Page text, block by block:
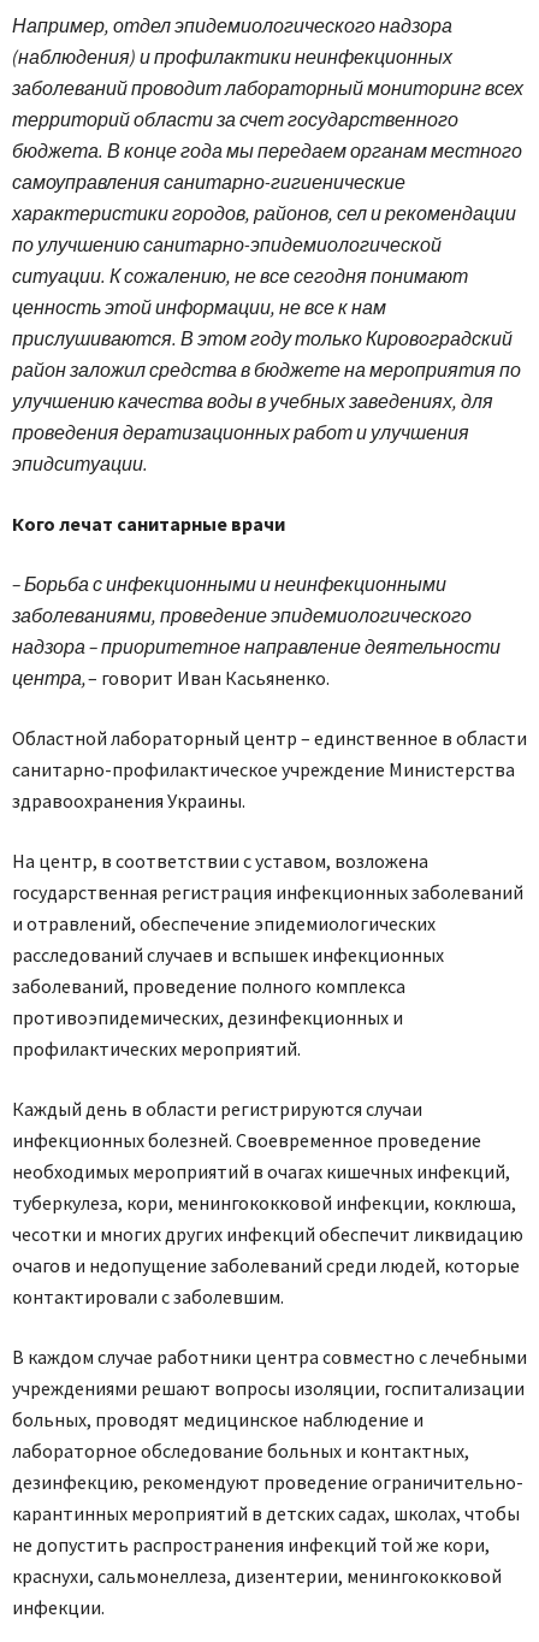
Например, отдел эпидемиологического надзора
(наблюдения) и профилактики неинфекционных
заболеваний проводит лабораторный мониторинг всех
территорий области за счет государственного
бюджета. В конце года мы передаем органам местного
самоуправления санитарно-гигиенические
характеристики городов, районов, сел и рекомендации
по улучшению санитарно-эпидемиологической
ситуации. К сожалению, не все сегодня понимают
ценность этой информации, не все к нам
прислушиваются. В этом году только Кировоградский
район заложил средства в бюджете на мероприятия по
улучшению качества воды в учебных заведениях, для
проведения дератизационных работ и улучшения
эпидситуации.
Кого лечат санитарные врачи
– Борьба с инфекционными и неинфекционными
заболеваниями, проведение эпидемиологического
надзора – приоритетное направление деятельности
центра,– говорит Иван Касьяненко.
Областной лабораторный центр – единственное в области
санитарно-профилактическое учреждение Министерства
здравоохранения Украины.
На центр, в соответствии с уставом, возложена
государственная регистрация инфекционных заболеваний
и отравлений, обеспечение эпидемиологических
расследований случаев и вспышек инфекционных
заболеваний, проведение полного комплекса
противоэпидемических, дезинфекционных и
профилактических мероприятий.
Каждый день в области регистрируются случаи
инфекционных болезней. Свое­временное проведение
необходимых мероприятий в очагах кишечных инфекций,
туберкулеза, кори, менингококковой инфекции, коклюша,
чесотки и многих других инфекций обеспечит ликвидацию
очагов и недопущение заболеваний среди людей, которые
контактировали с заболевшим.
В каждом случае работники центра совместно с лечебными
учреждениями решают вопросы изоляции, госпитализации
больных, проводят медицинское наблюдение и
лабораторное обследование больных и контактных,
дезинфекцию, рекомендуют проведение ограничительно-
карантинных мероприятий в детских садах, школах, чтобы
не допустить распространения инфекций той же кори,
краснухи, сальмонеллеза, дизентерии, менингококковой
инфекции.